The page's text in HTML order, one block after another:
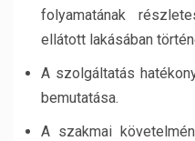
folyamatának
ellátott lakásában
A szolgáltatás
bemutatása.
A szakmai